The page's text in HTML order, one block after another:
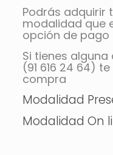
Podrás adquirir
modalidad que
opción de
Si tienes alguna
(91 616 24 64)
compra
Modalidad
Modalidad On